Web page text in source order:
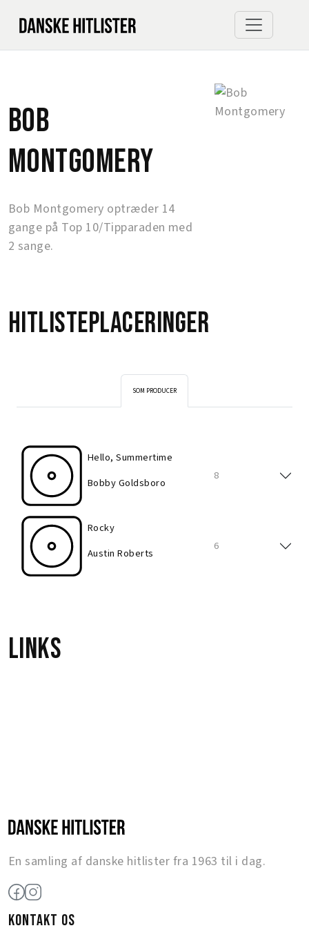
Bob
Montgomery
Bob Montgomery optræder 14
gange på Top 10/Tipparaden med
2 sange.
Hitlisteplaceringer
SOM PRODUCER
Hello, Summertime
Bobby Goldsboro
8
Rocky
Austin Roberts
6
Links
En samling af danske hitlister fra 1963 til i dag.
KONTAKT OS